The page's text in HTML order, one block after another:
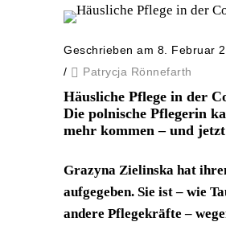
Geschrieben am 8. Februar
/
Patrycja Rönnefarth
Häusliche Pflege in der
Die polnische Pflegerin
mehr kommen – und
Grazyna Zielinska hat
aufgegeben. Sie ist – wie
andere Pflegekräfte –